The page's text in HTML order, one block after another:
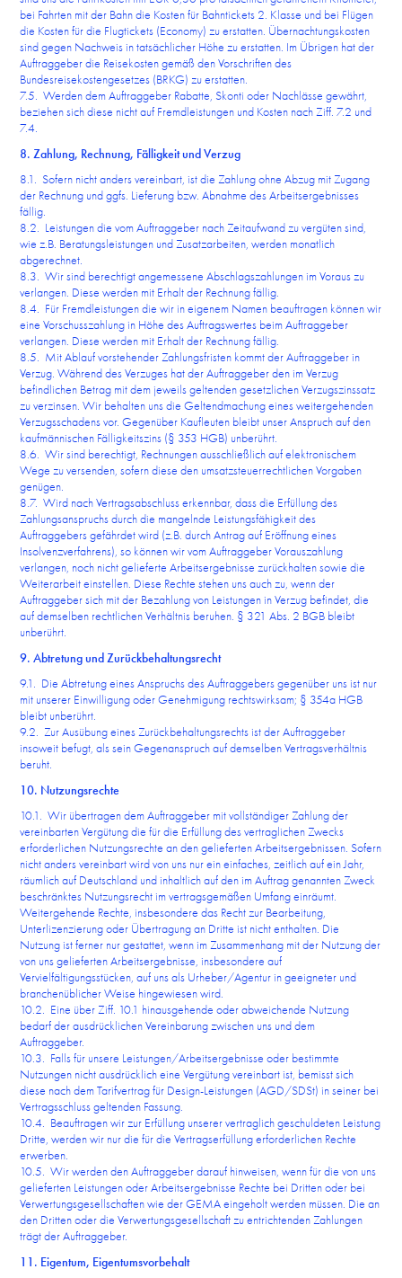
bei Fahrten mit der Bahn die Kosten für Bahntickets 2. Klasse und bei Flügen
die Kosten für die Flugtickets (Economy) zu erstatten. Übernachtungskosten
sind gegen Nachweis in tatsächlicher Höhe zu erstatten. Im Übrigen hat der
Auftraggeber die Reisekosten gemäß den Vorschriften des
Bundesreisekostengesetzes (BRKG) zu erstatten.
7.5. Werden dem Auftraggeber Rabatte, Skonti oder Nachlässe gewährt,
beziehen sich diese nicht auf Fremdleistungen und Kosten nach Ziff. 7.2 und
7.4.
8. Zahlung, Rechnung, Fälligkeit und Verzug
8.1. Sofern nicht anders vereinbart, ist die Zahlung ohne Abzug mit Zugang
der Rechnung und ggfs. Lieferung bzw. Abnahme des Arbeitsergebnisses
fällig.
8.2. Leistungen die vom Auftraggeber nach Zeitaufwand zu vergüten sind,
wie z.B. Beratungsleistungen und Zusatzarbeiten, werden monatlich
abgerechnet.
8.3. Wir sind berechtigt angemessene Abschlagszahlungen im Voraus zu
verlangen. Diese werden mit Erhalt der Rechnung fällig.
8.4. Für Fremdleistungen die wir in eigenem Namen beauftragen können wir
eine Vorschusszahlung in Höhe des Auftragswertes beim Auftraggeber
verlangen. Diese werden mit Erhalt der Rechnung fällig.
8.5. Mit Ablauf vorstehender Zahlungsfristen kommt der Auftraggeber in
Verzug. Während des Verzuges hat der Auftraggeber den im Verzug
befindlichen Betrag mit dem jeweils geltenden gesetzlichen Verzugszinssatz
zu verzinsen. Wir behalten uns die Geltendmachung eines weitergehenden
Verzugsschadens vor. Gegenüber Kaufleuten bleibt unser Anspruch auf den
kaufmännischen Fälligkeitszins (§ 353 HGB) unberührt.
8.6. Wir sind berechtigt, Rechnungen ausschließlich auf elektronischem
Wege zu versenden, sofern diese den umsatzsteuerrechtlichen Vorgaben
genügen.
8.7. Wird nach Vertragsabschluss erkennbar, dass die Erfüllung des
Zahlungsanspruchs durch die mangelnde Leistungsfähigkeit des
Auftraggebers gefährdet wird (z.B. durch Antrag auf Eröffnung eines
Insolvenzverfahrens), so können wir vom Auftraggeber Vorauszahlung
verlangen, noch nicht gelieferte Arbeitsergebnisse zurückhalten sowie die
Weiterarbeit einstellen. Diese Rechte stehen uns auch zu, wenn der
Auftraggeber sich mit der Bezahlung von Leistungen in Verzug befindet, die
auf demselben rechtlichen Verhältnis beruhen. § 321 Abs. 2 BGB bleibt
unberührt.
9. Abtretung und Zurückbehaltungsrecht
9.1. Die Abtretung eines Anspruchs des Auftraggebers gegenüber uns ist nur
mit unserer Einwilligung oder Genehmigung rechtswirksam; § 354a HGB
bleibt unberührt.
9.2. Zur Ausübung eines Zurückbehaltungsrechts ist der Auftraggeber
insoweit befugt, als sein Gegenanspruch auf demselben Vertragsverhältnis
beruht.
10. Nutzungsrechte
10.1. Wir übertragen dem Auftraggeber mit vollständiger Zahlung der
vereinbarten Vergütung die für die Erfüllung des vertraglichen Zwecks
erforderlichen Nutzungsrechte an den gelieferten Arbeitsergebnissen. Sofern
nicht anders vereinbart wird von uns nur ein einfaches, zeitlich auf ein Jahr,
räumlich auf Deutschland und inhaltlich auf den im Auftrag genannten Zweck
beschränktes Nutzungsrecht im vertragsgemäßen Umfang einräumt.
Weitergehende Rechte, insbesondere das Recht zur Bearbeitung,
Unterlizenzierung oder Übertragung an Dritte ist nicht enthalten. Die
Nutzung ist ferner nur gestattet, wenn im Zusammenhang mit der Nutzung der
von uns gelieferten Arbeitsergebnisse, insbesondere auf
Vervielfältigungsstücken, auf uns als Urheber/Agentur in geeigneter und
branchenüblicher Weise hingewiesen wird.
10.2. Eine über Ziff. 10.1 hinausgehende oder abweichende Nutzung
bedarf der ausdrücklichen Vereinbarung zwischen uns und dem
Auftraggeber.
10.3. Falls für unsere Leistungen/Arbeitsergebnisse oder bestimmte
Nutzungen nicht ausdrücklich eine Vergütung vereinbart ist, bemisst sich
diese nach dem Tarifvertrag für Design-Leistungen (AGD/SDSt) in seiner bei
Vertragsschluss geltenden Fassung.
10.4. Beauftragen wir zur Erfüllung unserer vertraglich geschuldeten Leistung
Dritte, werden wir nur die für die Vertragserfüllung erforderlichen Rechte
erwerben.
10.5. Wir werden den Auftraggeber darauf hinweisen, wenn für die von uns
gelieferten Leistungen oder Arbeitsergebnisse Rechte bei Dritten oder bei
Verwertungsgesellschaften wie der GEMA eingeholt werden müssen. Die an
den Dritten oder die Verwertungsgesellschaft zu entrichtenden Zahlungen
trägt der Auftraggeber.
11. Eigentum, Eigentumsvorbehalt